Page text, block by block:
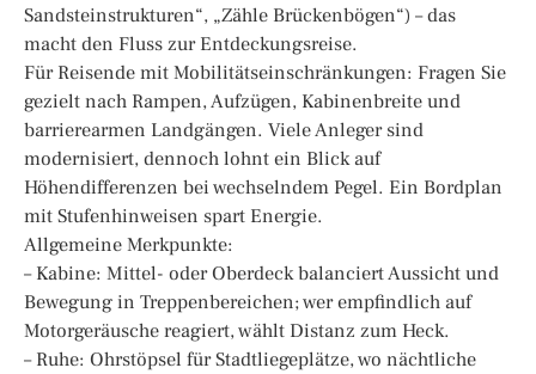
Sandsteinstrukturen“, „Zähle Brückenbögen“) – das
macht den Fluss zur Entdeckungsreise.
Für Reisende mit Mobilitätseinschränkungen: Fragen Sie
gezielt nach Rampen, Aufzügen, Kabinenbreite und
barrierearmen Landgängen. Viele Anleger sind
modernisiert, dennoch lohnt ein Blick auf
Höhendifferenzen bei wechselndem Pegel. Ein Bordplan
mit Stufenhinweisen spart Energie.
Allgemeine Merkpunkte:
– Kabine: Mittel- oder Oberdeck balanciert Aussicht und
Bewegung in Treppenbereichen; wer empfindlich auf
Motorgeräusche reagiert, wählt Distanz zum Heck.
– Ruhe: Ohrstöpsel für Stadtliegeplätze, wo nächtliche